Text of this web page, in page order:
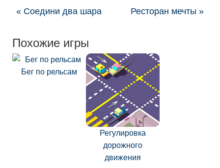
« Соедини два шара Ресторан мечты »
Похожие игры
Бег по рельсам
Регулировка
дорожного
движения